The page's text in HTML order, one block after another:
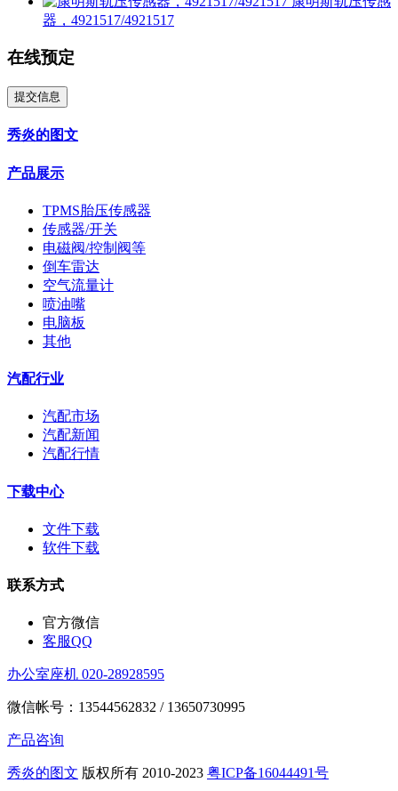
器，4921517/4921517
在线预定
提交信息
秀炎的图文
产品展示
TPMS胎压传感器
传感器/开关
电磁阀/控制阀等
倒车雷达
空气流量计
喷油嘴
电脑板
其他
汽配行业
汽配市场
汽配新闻
汽配行情
下载中心
文件下载
软件下载
联系方式
官方微信
客服QQ
办公室座机 020-28928595
微信帐号：13544562832 / 13650730995
产品咨询
秀炎的图文 版权所有 2010-2023 粤ICP备16044491号